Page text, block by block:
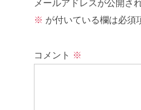
メールアドレスが公開さ
※ が付いている欄は必須
コメント ※